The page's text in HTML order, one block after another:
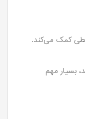
بسیار مهم